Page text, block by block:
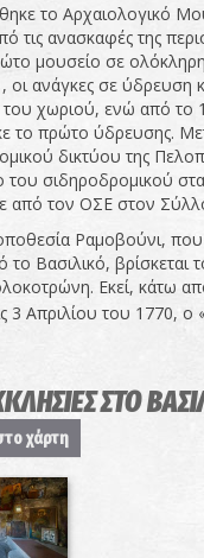
το Αρχαιολογικό
τις ανασκαφές της
μουσείο σε
οι ανάγκες σε ύδρευση
χωριού, ενώ από το
το πρώτο ύδρευσης.
δικτύου της
του σιδηροδρομικού
από τον ΟΣΕ στον
Ραμοβούνι, που
το Βασιλικό, βρίσκεται
Εκεί, κάτω
3 Απριλίου του 1770, ο
ΣΤΟ
χάρτη